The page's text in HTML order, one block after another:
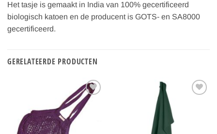
Het tasje is gemaakt in India van 100% gecertificeerd
biologisch katoen en de producent is GOTS- en SA8000
gecertificeerd.
GERELATEERDE PRODUCTEN
Toevoegen
aan
verlanglijst